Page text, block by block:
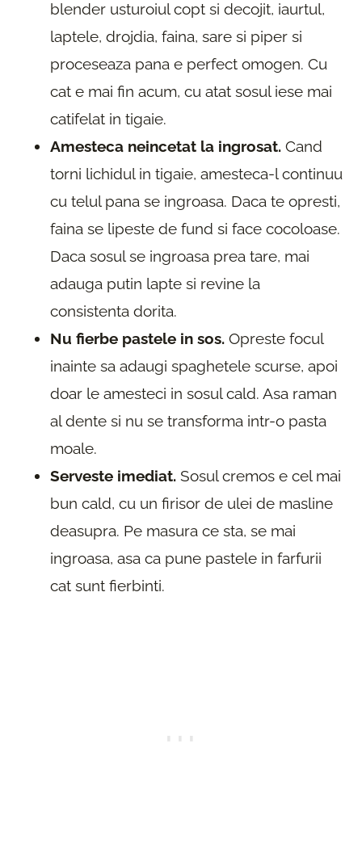
blender usturoiul copt si decojit, iaurtul,
laptele, drojdia, faina, sare si piper si
proceseaza pana e perfect omogen. Cu
cat e mai fin acum, cu atat sosul iese mai
catifelat in tigaie.
Amesteca neincetat la ingrosat. Cand
torni lichidul in tigaie, amesteca-l continuu
cu telul pana se ingroasa. Daca te opresti,
faina se lipeste de fund si face cocoloase.
Daca sosul se ingroasa prea tare, mai
adauga putin lapte si revine la
consistenta dorita.
Nu fierbe pastele in sos. Opreste focul
inainte sa adaugi spaghetele scurse, apoi
doar le amesteci in sosul cald. Asa raman
al dente si nu se transforma intr-o pasta
moale.
Serveste imediat. Sosul cremos e cel mai
bun cald, cu un firisor de ulei de masline
deasupra. Pe masura ce sta, se mai
ingroasa, asa ca pune pastele in farfurii
cat sunt fierbinti.